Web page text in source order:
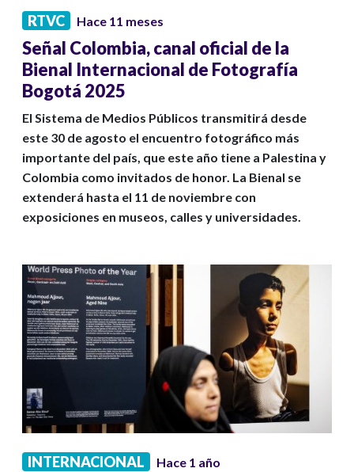
RTVC Hace 11 meses
Señal Colombia, canal oficial de la
Bienal Internacional de Fotografía
Bogotá 2025
El Sistema de Medios Públicos transmitirá desde
este 30 de agosto el encuentro fotográfico más
importante del país, que este año tiene a Palestina y
Colombia como invitados de honor. La Bienal se
extenderá hasta el 11 de noviembre con
exposiciones en museos, calles y universidades.
INTERNACIONAL Hace 1 año